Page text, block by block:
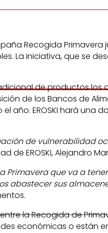
Recogida Primavera
La iniciativa, que se
de productos
de los Bancos de
EROSKI hará
de
de EROSKI, Alejandro
que va a
abastecer sus
la Recogida de
económicas o están